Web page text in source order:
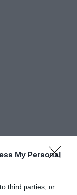
My Personal
third parties, or